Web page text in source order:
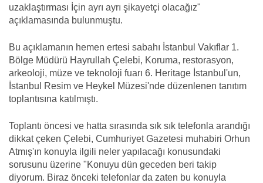
uzaklaştırması İçin ayrı ayrı şikayetçi olacağız"
açıklamasında bulunmuştu.
Bu açıklamanın hemen ertesi sabahı İstanbul Vakıflar 1.
Bölge Müdürü Hayrullah Çelebi, Koruma, restorasyon,
arkeoloji, müze ve teknoloji fuarı 6. Heritage İstanbul'un,
İstanbul Resim ve Heykel Müzesi'nde düzenlenen tanıtım
toplantısına katılmıştı.
Toplantı öncesi ve hatta sırasında sık sık telefonla arandığı
dikkat çeken Çelebi, Cumhuriyet Gazetesi muhabiri Orhun
Atmış'ın konuyla ilgili neler yapılacağı konusundaki
sorusunu üzerine "Konuyu dün geceden beri takip
diyorum. Biraz önceki telefonlar da zaten bu konuyla